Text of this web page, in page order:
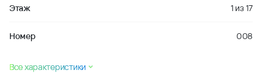
Этаж 1 из17
Номер 008
Все характеристики